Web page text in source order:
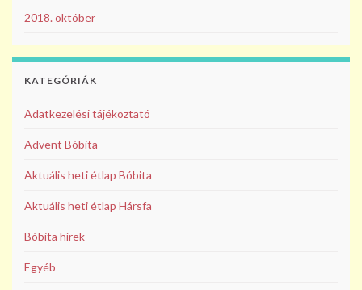
2018. október
KATEGÓRIÁK
Adatkezelési tájékoztató
Advent Bóbita
Aktuális heti étlap Bóbita
Aktuális heti étlap Hársfa
Bóbita hírek
Egyéb